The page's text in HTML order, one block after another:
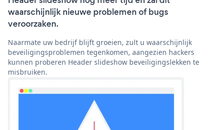
waarschijnlijk nieuwe problemen of bugs
veroorzaken.
Naarmate uw bedrijf blijft groeien, zult u waarschijnlijk
beveiligingsproblemen tegenkomen, aangezien hackers
kunnen proberen Header slideshow beveiligingslekken te
misbruiken.